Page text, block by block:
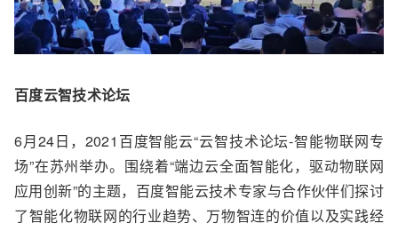
百度云智技术论坛
6月24日，2021百度智能云“云智技术论坛-智能物联网专
场”在苏州举办。围绕着“端边云全面智能化，驱动物联网
应用创新”的主题，百度智能云技术专家与合作伙伴们探讨
了智能化物联网的行业趋势、万物智连的价值以及实践经